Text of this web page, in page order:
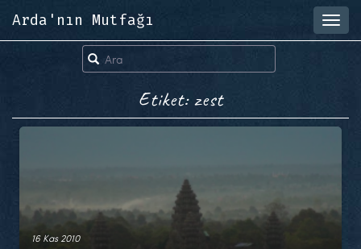
Arda'nın Mutfağı
Etiket: zest
16 Kas 2010